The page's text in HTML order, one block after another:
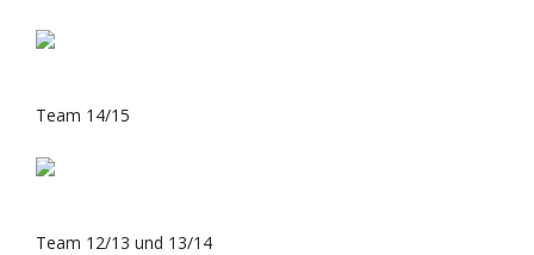
Team 14/15
Team 12/13 und 13/14